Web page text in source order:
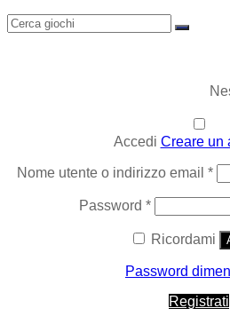
Accedi Creare un
Nome utente o indirizzo email *
Password *Richiesto
Ricordami
Password
Registrati